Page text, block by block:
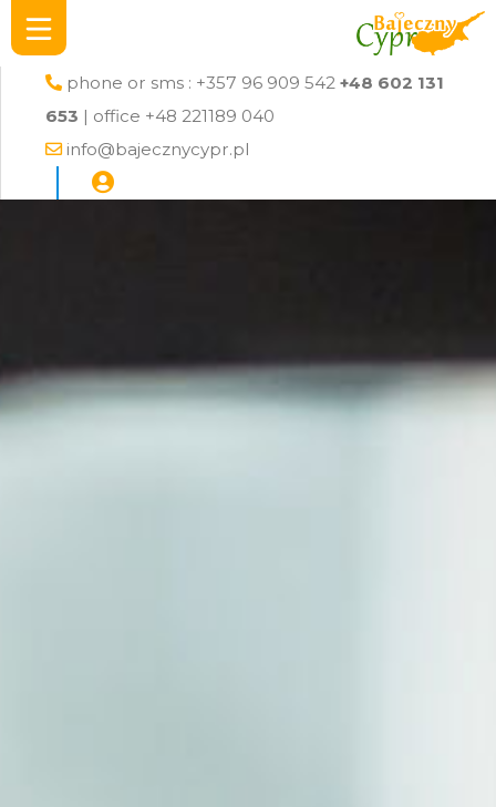
phone or sms : +357 96 909 542 +48 602 131
653 | office +48 221189 040
info@bajecznycypr.pl